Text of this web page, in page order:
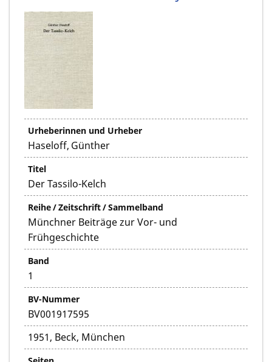
Urheberinnen und Urheber
Haseloff, Günther
Titel
Der Tassilo-Kelch
Reihe / Zeitschrift / Sammelband
Münchner Beiträge zur Vor- und
Frühgeschichte
Band
1
BV-Nummer
BV001917595
1951, Beck, München